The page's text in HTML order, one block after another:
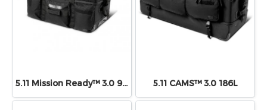
5.11 Mission Ready™ 3.0 90L 5.11 CAMS™ 3.0 186L